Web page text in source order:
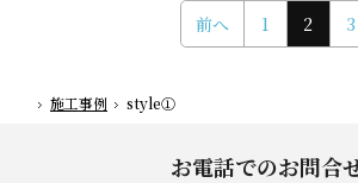
前へ 1 2 3
ホーム
施工事例 style①
お電話でのお問合